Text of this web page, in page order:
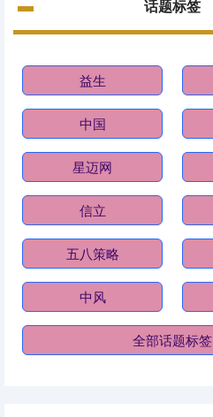
话题标签
益生
中国
星迈网
信立
五八策略
中风
全部话题标签